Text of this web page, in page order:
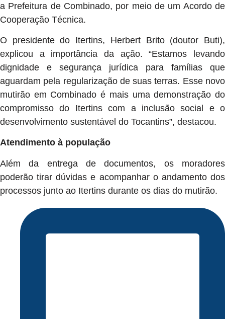
a Prefeitura de Combinado, por meio de um Acordo de
Cooperação Técnica.
O presidente do Itertins, Herbert Brito (doutor Buti),
explicou a importância da ação. “Estamos levando
dignidade e segurança jurídica para famílias que
aguardam pela regularização de suas terras. Esse novo
mutirão em Combinado é mais uma demonstração do
compromisso do Itertins com a inclusão social e o
desenvolvimento sustentável do Tocantins”, destacou.
Atendimento à população
Além da entrega de documentos, os moradores
poderão tirar dúvidas e acompanhar o andamento dos
processos junto ao Itertins durante os dias do mutirão.